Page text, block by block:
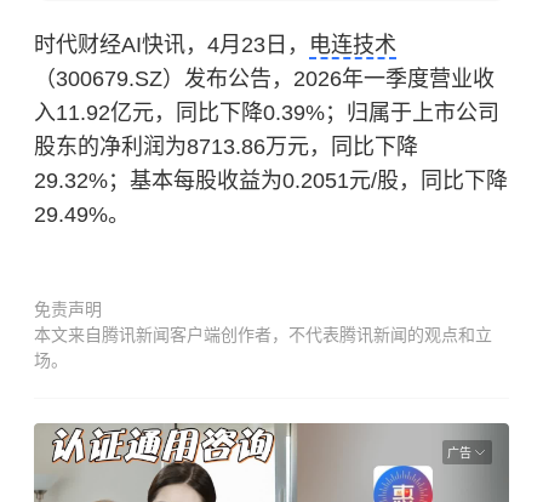
时代财经AI快讯，4月23日， 电连技术
（300679.SZ）发布公告，2026年一季度营业收
入11.92亿元，同比下降0.39%；归属于上市公司
股东的净利润为8713.86万元，同比下降
29.32%；基本每股收益为0.2051元/股，同比下降
29.49%。
免责声明
本文来自腾讯新闻客户端创作者，不代表腾讯新闻的观点和立
场。
广告